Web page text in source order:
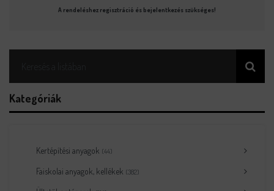
A rendeléshez regisztráció és bejelentkezés szükséges!
Kategóriák
Kertépítési anyagok (44)
Faiskolai anyagok, kellékek (382)